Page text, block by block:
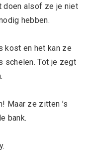
doen alsof ze je niet
hebben.
kost en het kan ze
schelen. Tot je zegt
Maar ze zitten ’s
bank.